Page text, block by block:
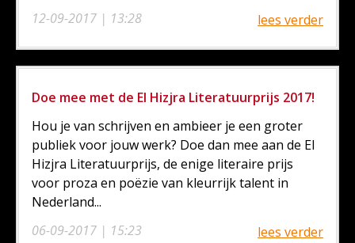
12-09-2017 | 13:28
lees verder
Doe mee met de El Hizjra Literatuurprijs 2017!
06-09-2017 | 15:23
Hou je van schrijven en ambieer je een groter
publiek voor jouw werk? Doe dan mee aan de El
Hizjra Literatuurprijs, de enige literaire prijs
voor proza en poëzie van kleurrijk talent in
Nederland...
lees verder